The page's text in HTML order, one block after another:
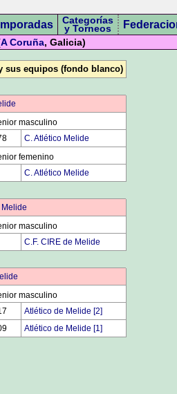
Categorías
y Torneos
A Coruña, Galicia)
sus equipos (fondo blanco)
masculino
C. Atlético Melide
femenino
C. Atlético Melide
Melide
masculino
C.F. CIRE de Melide
masculino
Atlético de Melide [2]
Atlético de Melide [1]